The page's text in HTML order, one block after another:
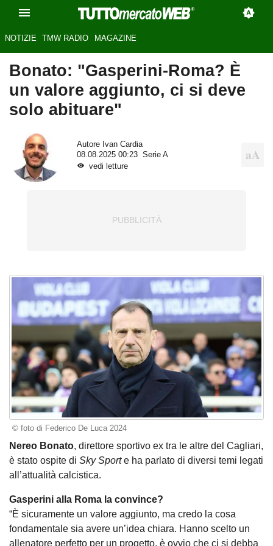
NOTIZIE TMW RADIO MAGAZINE
Bonato: "Gasperini-Roma? È
un valore aggiunto, ci si deve
solo abituare"
Autore Ivan Cardia
08.08.2025 00:23
Serie A
vedi letture
© foto di Federico De Luca 2024
Nereo Bonato, direttore sportivo ex tra le altre del Cagliari,
è stato ospite di Sky Sporte ha parlato di diversi temi legati
all’attualità calcistica.
Gasperini alla Roma la convince?
“È sicuramente un valore aggiunto, ma credo la cosa
fondamentale sia avere un’idea chiara. Hanno scelto un
allenatore perfetto per un progetto, è ovvio che ci si debba